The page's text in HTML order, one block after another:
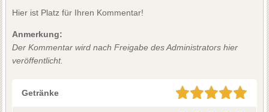
Hier ist Platz für Ihren Kommentar!
Anmerkung:
Der Kommentar wird nach Freigabe des Administrators hier
veröffentlicht.
Getränke